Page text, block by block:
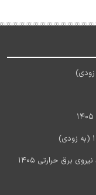
آخرین اخبار استخدام شرکت مادر تخصصی تولید نیروی برق حرارتی 1405